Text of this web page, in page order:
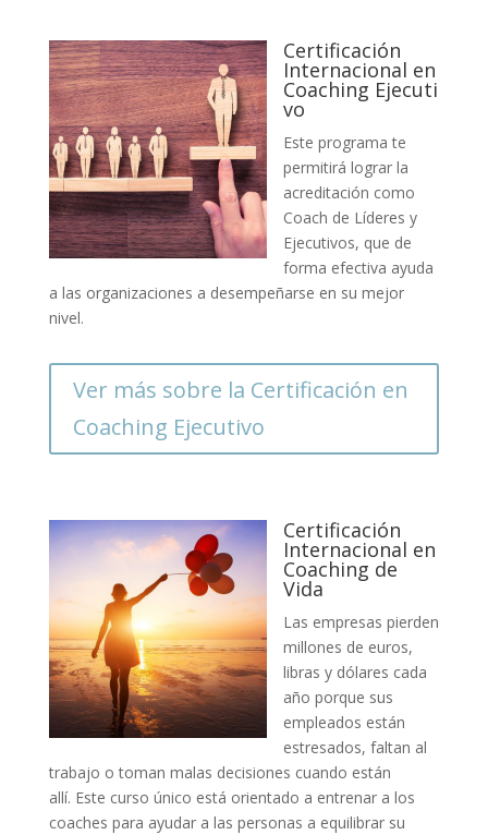
Certificación
Internacional en
Coaching Ejecuti
vo
Este programa te
permitirá lograr la
acreditación como
Coach de Líderes y
Ejecutivos, que de
forma efectiva ayuda
a las organizaciones a desempeñarse en su mejor
nivel.
Ver más sobre la Certificación en
Coaching Ejecutivo
Certificación
Internacional en
Coaching de
Vida
Las empresas pierden
millones de euros,
libras y dólares cada
año porque sus
empleados están
estresados, faltan al
trabajo o toman malas decisiones cuando están
allí. Este curso único está orientado a entrenar a los
coaches para ayudar a las personas a equilibrar su